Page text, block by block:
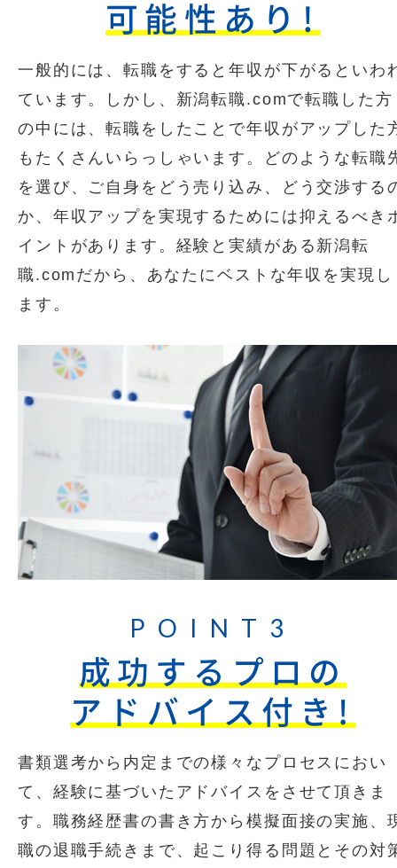
可能性あり!
一般的には、転職をすると年収が下がるといわ
ています。しかし、新潟転職.comで転職した方
の中には、転職をしたことで年収がアップした
もたくさんいらっしゃいます。どのような転職
を選び、ご自身をどう売り込み、どう交渉する
か、年収アップを実現するためには抑えるべき
イントがあります。経験と実績がある新潟転
職.comだから、あなたにベストな年収を実現し
ます。
POINT3
成功するプロの
アドバイス付き!
書類選考から内定までの様々なプロセスにおい
て、経験に基づいたアドバイスをさせて頂きま
す。職務経歴書の書き方から模擬面接の実施、
職の退職手続きまで、起こり得る問題とその対